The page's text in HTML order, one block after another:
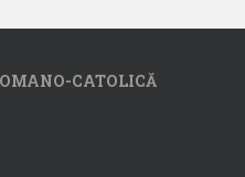
CATOLICĂ